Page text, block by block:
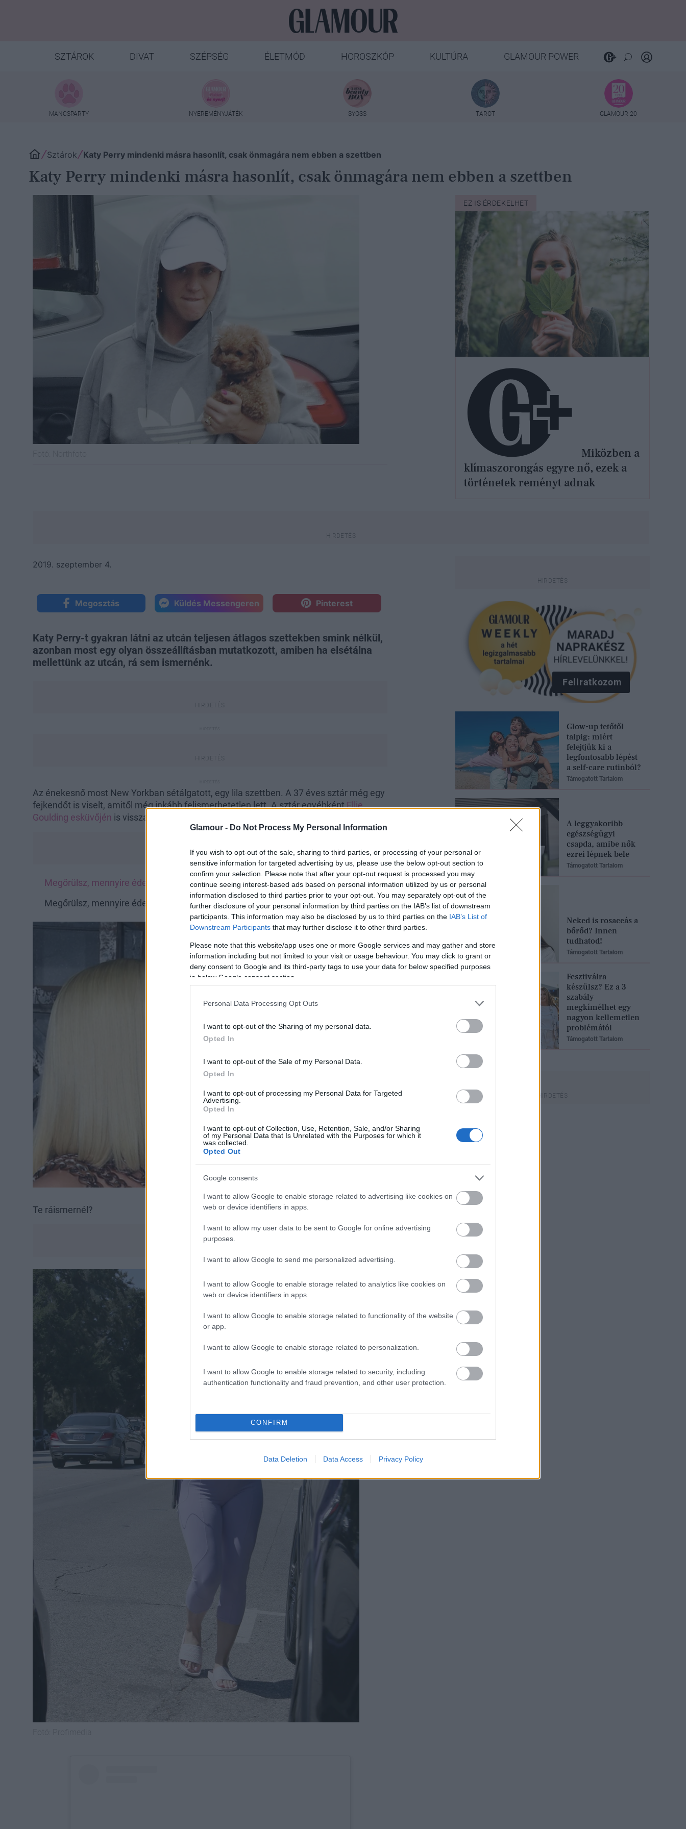
Glamour - Do Not Process My Personal Information
If you wish to opt-out of the sale, sharing to third parties, or processing of your personal or
sensitive information for targeted advertising by us, please use the below opt-out section to
confirm your selection. Please note that after your opt-out request is processed you may
continue seeing interest-based ads based on personal information utilized by us or personal
information disclosed to third parties prior to your opt-out. You may separately opt-out of the
further disclosure of your personal information by third parties on the IAB’s list of downstream
participants. This information may also be disclosed by us to third parties on the IAB’s List of
Downstream Participants that may further disclose it to other third parties.
Please note that this website/app uses one or more Google services and may gather and store
information including but not limited to your visit or usage behaviour. You may click to grant or
deny consent to Google and its third-party tags to use your data for below specified purposes
in below Google consent section.
Personal Data Processing Opt Outs
I want to opt-out of the Sharing of my personal data.
Opted In
I want to opt-out of the Sale of my Personal Data.
Opted In
I want to opt-out of processing my Personal Data for Targeted
Advertising.
Opted In
I want to opt-out of Collection, Use, Retention, Sale, and/or Sharing
of my Personal Data that Is Unrelated with the Purposes for which it
was collected.
Opted Out
Google consents
I want to allow Google to enable storage related to advertising like cookies on
web or device identifiers in apps.
I want to allow my user data to be sent to Google for online advertising
purposes.
I want to allow Google to send me personalized advertising.
I want to allow Google to enable storage related to analytics like cookies on
web or device identifiers in apps.
I want to allow Google to enable storage related to functionality of the website
or app.
I want to allow Google to enable storage related to personalization.
I want to allow Google to enable storage related to security, including
authentication functionality and fraud prevention, and other user protection.
CONFIRM
Data Deletion Data Access Privacy Policy
SZTÁROK DIVAT SZÉPSÉG ÉLETMÓD HOROSZKÓP KULTÚRA GLAMOUR POWER
MANCSPARTY NYEREMÉNYJÁTÉK SYOSS TAROT GLAMOUR 20
Sztárok Katy Perry mindenki másra hasonlít, csak önmagára nem ebben a szettben
Katy Perry mindenki másra hasonlít, csak önmagára nem ebben a szettben
EZ IS ÉRDEKELHET
Miközben a
klímaszorongás egyre nő, ezek a
történetek reményt adnak
2019. szeptember 4.
Megosztás Küldés Messengeren Pinterest
Katy Perry-t gyakran látni az utcán teljesen átlagos szettekben smink nélkül,
azonban most egy olyan összeállításban mutatkozott, amiben ha elsétálna
mellettünk az utcán, rá sem ismernénk.
Az énekesnő most New Yorkban sétálgatott, egy lila szettben. A 37 éves sztár még egy
fejkendőt is viselt, amitől még inkább felismerhetetlen lett. A sztár egyébkéntEllie
Goulding esküvőjén is visszafogott szerelésben mutatkozott Orlando Bloom oldalán.
Megőrülsz, mennyire édes együtt Katy Perry és Orlando Bloom a vörös szőnyegen
Megőrülsz, mennyire édes együtt Katy Perry és Orlando Bloom a vörös szőnyegen
Te ráismernél?
Feliratkozom
Glow-up tetőtől
talpig: miért
felejtjük ki a
legfontosabb lépést
a self-care rutinból?
Támogatott Tartalom
A leggyakoribb
egészségügyi
csapda, amibe nők
ezrei lépnek bele
Támogatott Tartalom
Neked is rosaceás a
bőrőd? Innen
tudhatod!
Támogatott Tartalom
Fesztiválra
készülsz? Ez a 3
szabály
megkímélhet egy
nagyon kellemetlen
problémától
Támogatott Tartalom